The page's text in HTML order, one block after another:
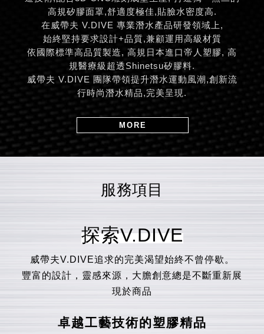
高規矽膠面罩,舒適度極佳,貼臉水密度高.
在威帶夫 V.DIVE 專業潛水產品研發領域上,
始終堅持要求設計+品質,兼顧運用高級材質
依國際標準高品質製造, 高規日本進口帝人塑膠, 高
規醫療級超透Shinetsu矽膠料.
威帶夫 V.DIVE 團隊帶領提升潛水運動風潮,創新流
行時尚潛水精品,完美呈現.
MORE
服務項目
探索V.DIVE
威帶夫V.DIVE追求的完美渴望始終不曾停歇。
豐富的設計，靈感來源，大膽創意總是不斷重新展
現於商品
卓越工藝技術的塑膠精品